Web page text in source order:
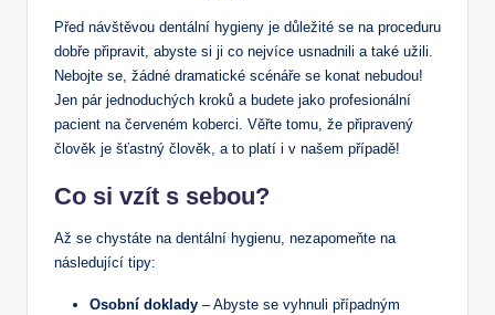
Před návštěvou dentální hygieny je důležité se na proceduru
dobře připravit, abyste si ji co nejvíce usnadnili a také užili.
Nebojte se, žádné dramatické scénáře se konat nebudou!
Jen pár jednoduchých kroků a budete jako profesionální
pacient na červeném koberci. Věřte tomu, že připravený
člověk je šťastný člověk, a to platí i v našem případě!
Co si vzít s sebou?
Až se chystáte na dentální hygienu, nezapomeňte na
následující tipy:
Osobní doklady – Abyste se vyhnuli případným